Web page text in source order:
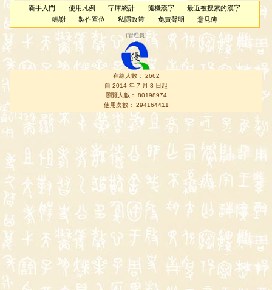
新手入門 使用凡例 字庫統計 隨機漢字
最近被搜索的漢字
鳴謝
製作單位 私隱政策 免責聲明 意見簿
（管理員 ）
在線人數： 2662
自 2014 年 7 月 8 日起
瀏覽人數： 80198974
使用次數： 294164411